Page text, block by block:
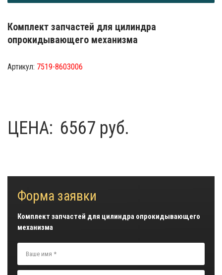
Комплект запчастей для цилиндра
опрокидывающего механизма
Артикул: 7519-8603006
ЦЕНА: 6567 руб.
Форма заявки
Комплект запчастей для цилиндра опрокидывающего
механизма